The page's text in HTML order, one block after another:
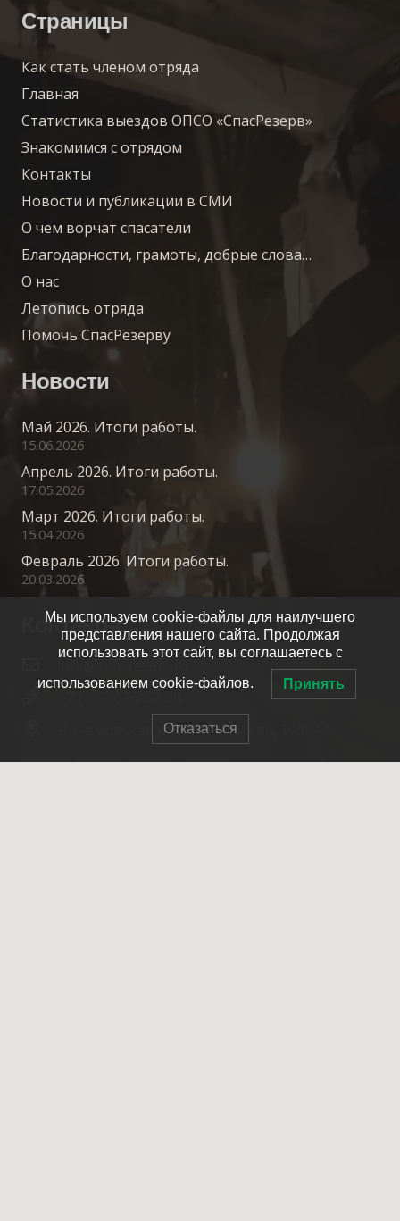
Страницы
Как стать членом отряда
Главная
Статистика выездов ОПСО «СпасРезерв»
Знакомимся с отрядом
Контакты
Новости и публикации в СМИ
О чем ворчат спасатели
Благодарности, грамоты, добрые слова…
О нас
Летопись отряда
Помочь СпасРезерву
Новости
Май 2026. Итоги работы.
15.06.2026
Апрель 2026. Итоги работы.
17.05.2026
Март 2026. Итоги работы.
15.04.2026
Февраль 2026. Итоги работы.
20.03.2026
Контакты
Динамовская ул., 10к1, Москва, 109044
Мы используем cookie-файлы для наилучшего
представления нашего сайта. Продолжая
использовать этот сайт, вы соглашаетесь с
использованием cookie-файлов. Принять
Отказаться